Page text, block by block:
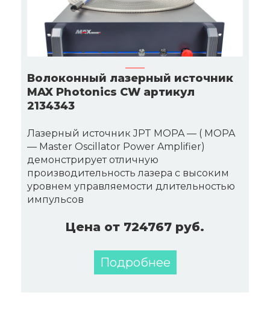
Волоконный лазерный источник
MAX Photonics CW артикул
2134343
Лазерный источник JPT MOPA — ( MOPA
— Master Oscillator Power Amplifier)
демонстрирует отличную
производительность лазера с высоким
уровнем управляемости длительностью
импульсов
Цена от 724767 руб.
Подробнее